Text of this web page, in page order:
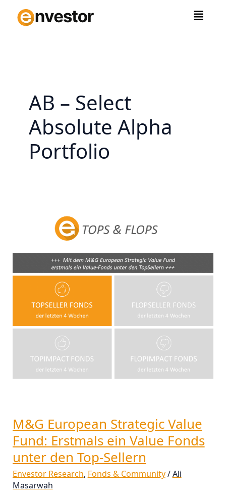
Inhalt
springen
AB – Select
Absolute Alpha
Portfolio
M&G European Strategic Value
Fund: Erstmals ein Value Fonds
unter den Top-Sellern
Envestor Research, Fonds & Community/Ali
Masarwah
Fund:
Fonds
den